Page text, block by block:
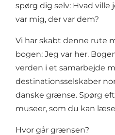
spørg dig selv: Hvad ville
var mig, der var dem?
Vi har skabt denne rute
bogen: Jeg var her.
verden i et samarbejde
destinationsselskaber
danske grænse. Spørg
museer, som du kan
Hvor går grænsen?